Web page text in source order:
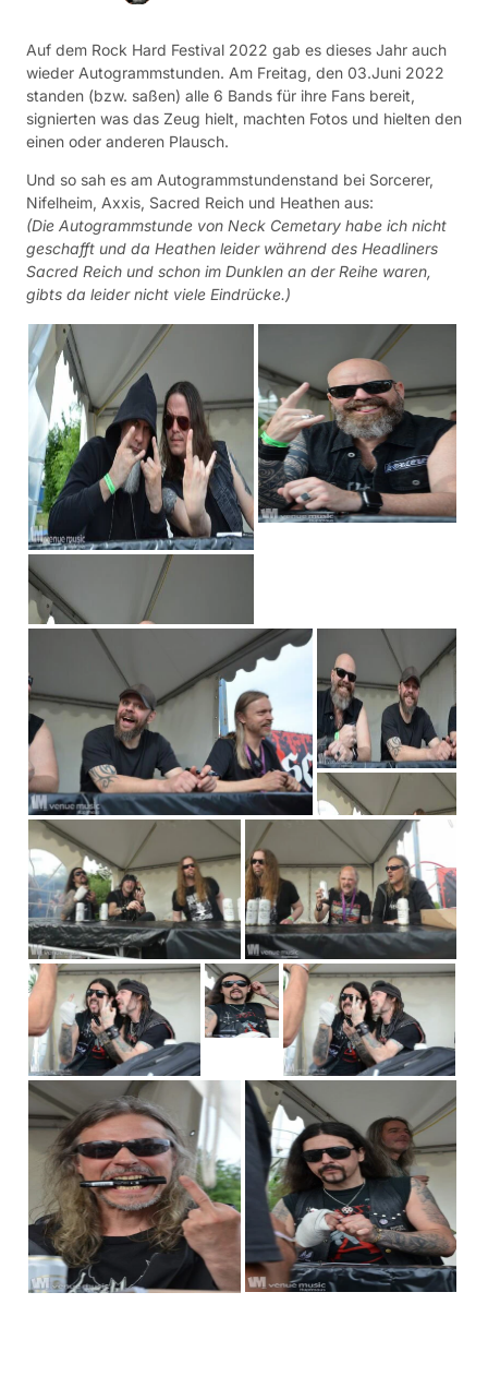
Auf dem Rock Hard Festival 2022 gab es dieses Jahr auch
wieder Autogrammstunden. Am Freitag, den 03.Juni 2022
standen (bzw. saßen) alle 6 Bands für ihre Fans bereit,
signierten was das Zeug hielt, machten Fotos und hielten den
einen oder anderen Plausch.
Und so sah es am Autogrammstundenstand bei Sorcerer,
Nifelheim, Axxis, Sacred Reich und Heathen aus:
(Die Autogrammstunde von Neck Cemetary habe ich nicht
geschafft und da Heathen leider während des Headliners
Sacred Reich und schon im Dunklen an der Reihe waren,
gibts da leider nicht viele Eindrücke.)